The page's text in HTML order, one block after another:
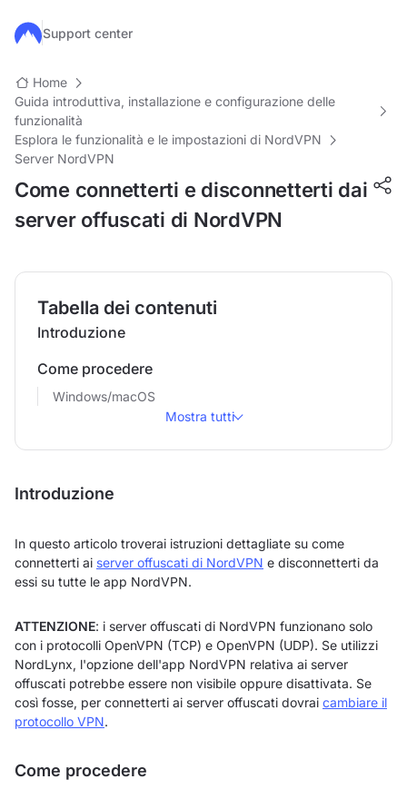
Salta al contenuto principale
Support center
Home
Guida introduttiva, installazione e configurazione delle
funzionalità
Esplora le funzionalità e le impostazioni di NordVPN
Server NordVPN
Come connetterti e disconnetterti dai
server offuscati di NordVPN
Tabella dei contenuti
Introduzione
Come procedere
Windows/macOS
Mostra tutti
Introduzione
In questo articolo troverai istruzioni dettagliate su come
connetterti ai server offuscati di NordVPN e disconnetterti da
essi su tutte le app NordVPN.
ATTENZIONE: i server offuscati di NordVPN funzionano solo
con i protocolli OpenVPN (TCP) e OpenVPN (UDP). Se utilizzi
NordLynx, l'opzione dell'app NordVPN relativa ai server
offuscati potrebbe essere non visibile oppure disattivata. Se
così fosse, per connetterti ai server offuscati dovrai cambiare il
protocollo VPN.
Come procedere